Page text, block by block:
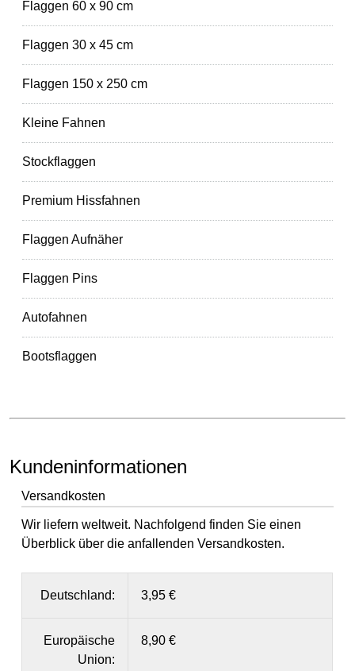
Flaggen 60 x 90 cm
Flaggen 30 x 45 cm
Flaggen 150 x 250 cm
Kleine Fahnen
Stockflaggen
Premium Hissfahnen
Flaggen Aufnäher
Flaggen Pins
Autofahnen
Bootsflaggen
Kundeninformationen
Versandkosten
Wir liefern weltweit. Nachfolgend finden Sie einen
Überblick über die anfallenden Versandkosten.
Deutschland: 3,95 €
Europäische
Union:
8,90 €